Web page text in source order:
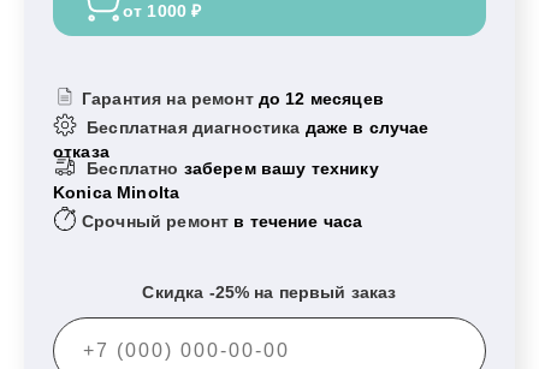
от 1000 ₽
Гарантия на ремонт до 12 месяцев
Бесплатная диагностика даже в случае
отказа
Бесплатно заберем вашу технику
Konica Minolta
Срочный ремонт в течение часа
Скидка -25% на первый заказ